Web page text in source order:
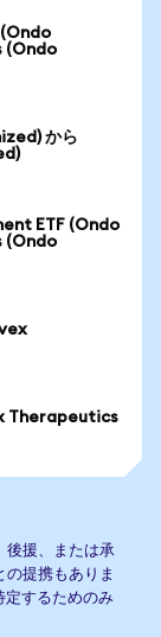
(Ondo
から
ETF (Ondo
(Ondo
Therapeutics
援、または承
提携もありま
定するためのみ